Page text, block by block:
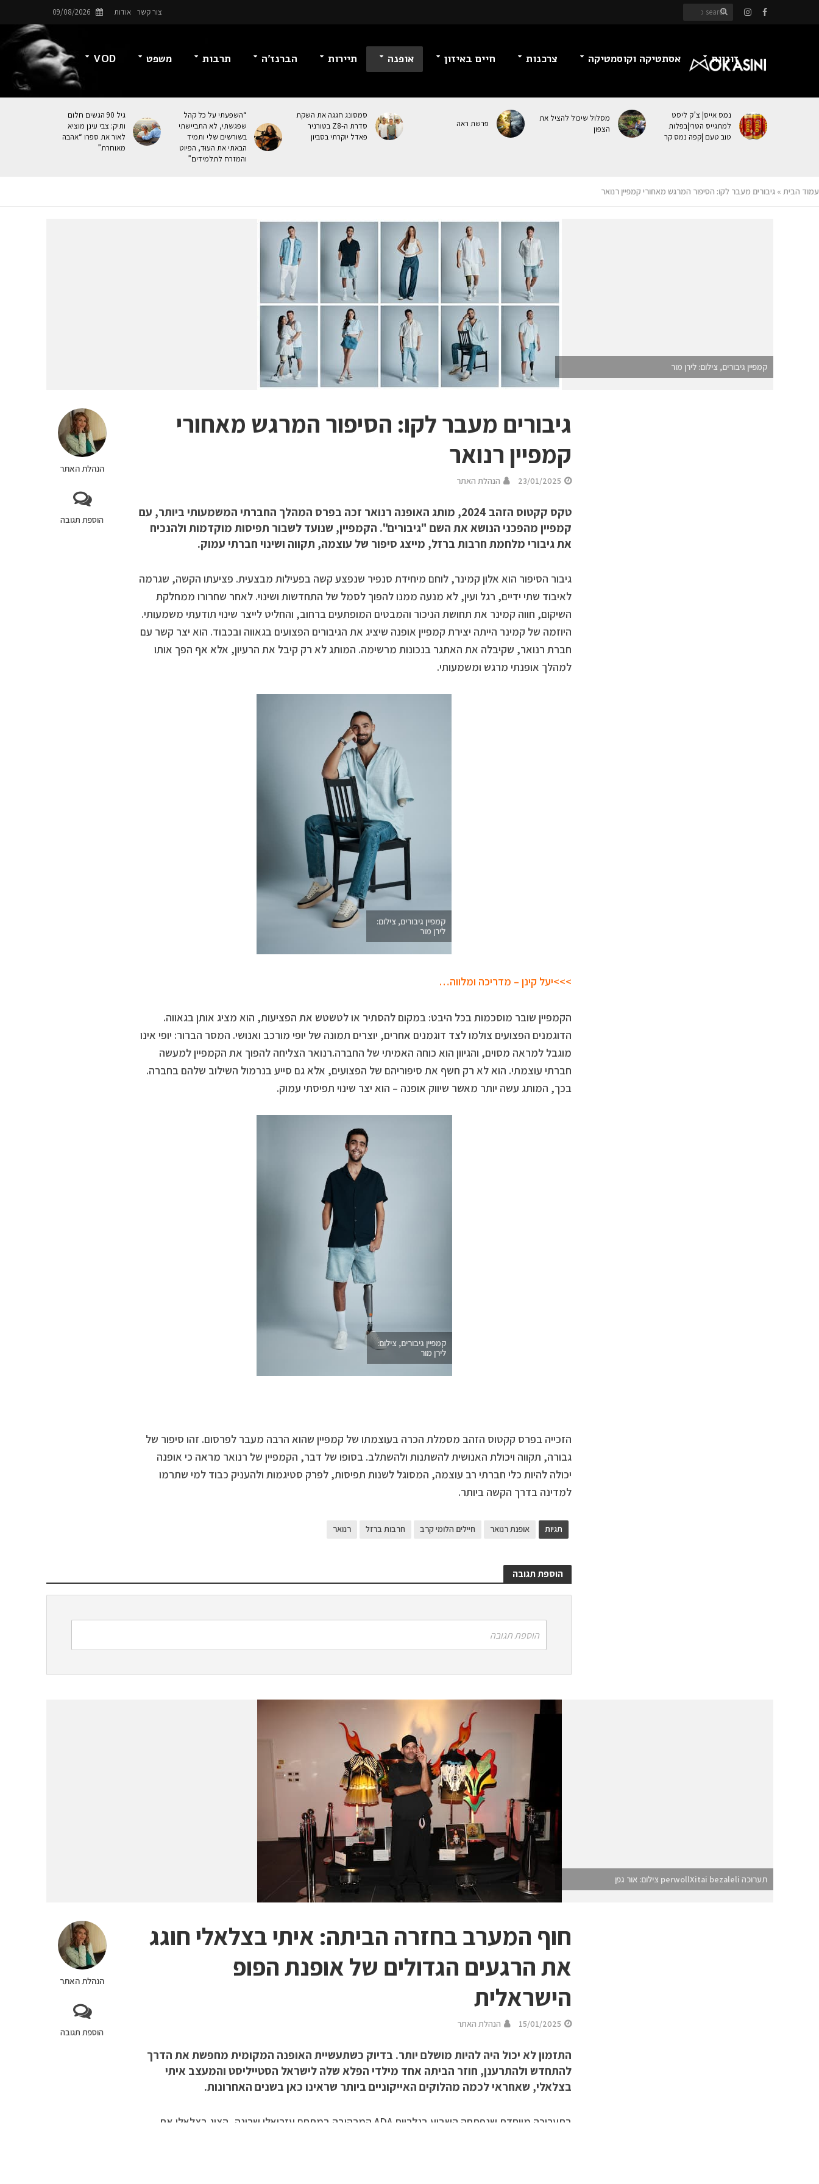
צור קשר אודות 09/08/2026
זוגיות אסתטיקה וקוסמטיקה צרכנות חיים באיזון אופנה תיירות הברנז’ה תרבות משפט VOD
נמס אייס| צ’ק ליסט
למתגייס הטרי|בפלות
טוב טעם |קפה נמס קר
מסלול שיכול להציל את
הצפון
פרשת ראה
סמסונג חגגה את השקת
סדרת ה-Z8 בטורניר
פאדל יוקרתי בסביון
“השפעתי על כל קהל
שפגשתי, לא התביישתי
בשורשים שלי ותמיד
הבאתי את העוּד, הפיוט
והמזרח לתלמידים”
גיל 90 הגשים חלום
ותיק: צבי עינן מוציא
לאור את ספרו “אהבה
מאוחרת”
עמוד הבית » גיבורים מעבר לקו: הסיפור המרגש מאחורי קמפיין רנואר
קמפיין גיבורים, צילום: לירן מור
הנהלת האתר
הוספת תגובה
גיבורים מעבר לקו: הסיפור המרגש מאחורי
קמפיין רנואר
23/01/2025 הנהלת האתר
טקס קקטוס הזהב 2024, מותג האופנה רנואר זכה בפרס המהלך החברתי המשמעותי ביותר, עם
קמפיין מהפכני הנושא את השם "גיבורים". הקמפיין, שנועד לשבור תפיסות מוקדמות ולהנכיח
את גיבורי מלחמת חרבות ברזל, מייצג סיפור של עוצמה, תקווה ושינוי חברתי עמוק.
גיבור הסיפור הוא אלון קמינר, לוחם מיחידת סנפיר שנפצע קשה בפעילות מבצעית. פציעתו הקשה, שגרמה
לאיבוד שתי ידיים, רגל ועין, לא מנעה ממנו להפוך לסמל של התחדשות ושינוי. לאחר שחרורו ממחלקת
השיקום, חווה קמינר את תחושת הניכור והמבטים המופתעים ברחוב, והחליט לייצר שינוי תודעתי משמעותי.
היוזמה של קמינר הייתה יצירת קמפיין אופנה שיציג את הגיבורים הפצועים בגאווה ובכבוד. הוא יצר קשר עם
חברת רנואר, שקיבלה את האתגר בנכונות מרשימה. המותג לא רק קיבל את הרעיון, אלא אף הפך אותו
למהלך אופנתי מרגש ומשמעותי.
קמפיין גיבורים, צילום:
לירן מור
>>>יעל קינן – מדריכה ומלווה…
הקמפיין שובר מוסכמות בכל היבט: במקום להסתיר או לטשטש את הפציעות, הוא מציג אותן בגאווה.
הדוגמנים הפצועים צולמו לצד דוגמנים אחרים, יוצרים תמונה של יופי מורכב ואנושי. המסר הברור: יופי אינו
מוגבל למראה מסוים, והגיוון הוא כוחה האמיתי של החברה.רנואר הצליחה להפוך את הקמפיין למעשה
חברתי עוצמתי. הוא לא רק חשף את סיפוריהם של הפצועים, אלא גם סייע בנרמול השילוב שלהם בחברה.
בכך, המותג עשה יותר מאשר שיווק אופנה – הוא יצר שינוי תפיסתי עמוק.
קמפיין גיבורים, צילום:
לירן מור
הזכייה בפרס קקטוס הזהב מסמלת הכרה בעוצמתו של קמפיין שהוא הרבה מעבר לפרסום. זהו סיפור של
גבורה, תקווה ויכולת האנושית להשתנות ולהשתלב. בסופו של דבר, הקמפיין של רנואר מראה כי אופנה
יכולה להיות כלי חברתי רב עוצמה, המסוגל לשנות תפיסות, לפרק סטיגמות ולהעניק כבוד למי שתרמו
למדינה בדרך הקשה ביותר.
תגיות אופנת רנואר חיילים הלומי קרב חרבות ברזל רנואר
הוספת תגובה
הוספת תגובה
תערוכה perwollXitai bezaleli צילום: אור גפן
הנהלת האתר
הוספת תגובה
חוף המערב בחזרה הביתה: איתי בצלאלי חוגג
את הרגעים הגדולים של אופנת הפופ
הישראלית
15/01/2025 הנהלת האתר
התזמון לא יכול היה להיות מושלם יותר. בדיוק כשתעשיית האופנה המקומית מחפשת את הדרך
להתחדש ולהתרענן, חוזר הביתה אחד מילדי הפלא שלה לישראל הסטייליסט והמעצב איתי
בצלאלי, שאחראי לכמה מהלוקים האייקוניים ביותר שראינו כאן בשנים האחרונות.
בתערוכה מיוחדת שנפתחה השבוע בגלריית ADA המרהיבה במתחם עזריאלי שרונה, הציג בצלאלי את